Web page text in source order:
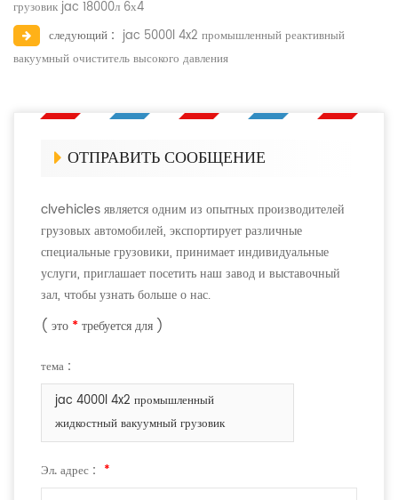
грузовик jac 18000л 6х4
следующий : jac 5000l 4x2 промышленный реактивный
вакуумный очиститель высокого давления
ОТПРАВИТЬ СООБЩЕНИЕ
clvehicles является одним из опытных производителей
грузовых автомобилей, экспортирует различные
специальные грузовики, принимает индивидуальные
услуги, приглашает посетить наш завод и выставочный
зал, чтобы узнать больше о нас.
( это * требуется для )
тема :
jac 4000l 4x2 промышленный
жидкостный вакуумный грузовик
Эл. адрес : *